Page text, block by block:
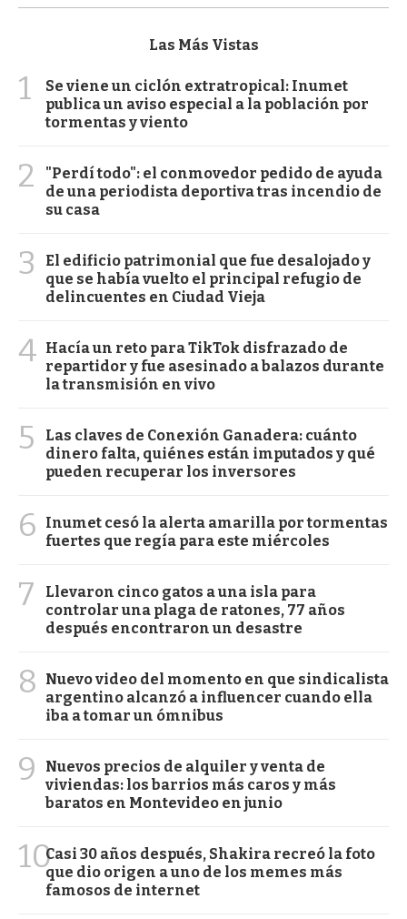
Las Más Vistas
1
Se viene un ciclón extratropical: Inumet
publica un aviso especial a la población por
tormentas y viento
2
"Perdí todo": el conmovedor pedido de ayuda
de una periodista deportiva tras incendio de
su casa
3
El edificio patrimonial que fue desalojado y
que se había vuelto el principal refugio de
delincuentes en Ciudad Vieja
4 Hacía un reto para TikTok disfrazado de
repartidor y fue asesinado a balazos durante
la transmisión en vivo
5
Las claves de Conexión Ganadera: cuánto
dinero falta, quiénes están imputados y qué
pueden recuperar los inversores
6
Inumet cesó la alerta amarilla por tormentas
fuertes que regía para este miércoles
7
Llevaron cinco gatos a una isla para
controlar una plaga de ratones, 77 años
después encontraron un desastre
8
Nuevo video del momento en que sindicalista
argentino alcanzó a influencer cuando ella
iba a tomar un ómnibus
9
Nuevos precios de alquiler y venta de
viviendas: los barrios más caros y más
baratos en Montevideo en junio
10Casi 30 años después, Shakira recreó la foto
que dio origen a uno de los memes más
famosos de internet